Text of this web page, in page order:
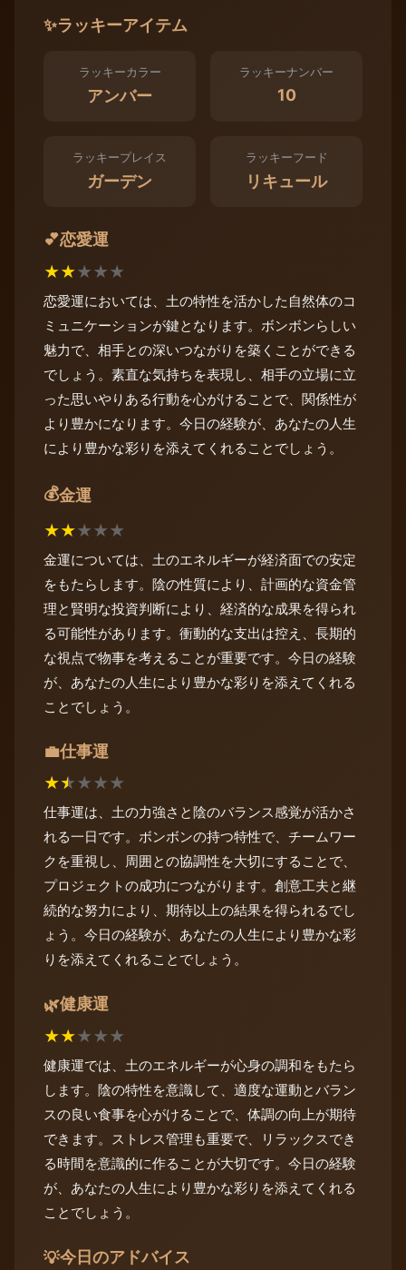
✨ラッキーアイテム
ラッキーカラー
アンバー
ラッキーナンバー
10
ラッキープレイス
ガーデン
ラッキーフード
リキュール
💕恋愛運
★★★★★
恋愛運においては、土の特性を活かした自然体のコ
ミュニケーションが鍵となります。ボンボンらしい
魅力で、相手との深いつながりを築くことができる
でしょう。素直な気持ちを表現し、相手の立場に立
った思いやりある行動を心がけることで、関係性が
より豊かになります。今日の経験が、あなたの人生
により豊かな彩りを添えてくれることでしょう。
💰金運
★★★★★
金運については、土のエネルギーが経済面での安定
をもたらします。陰の性質により、計画的な資金管
理と賢明な投資判断により、経済的な成果を得られ
る可能性があります。衝動的な支出は控え、長期的
な視点で物事を考えることが重要です。今日の経験
が、あなたの人生により豊かな彩りを添えてくれる
ことでしょう。
💼仕事運
★★★★★
仕事運は、土の力強さと陰のバランス感覚が活かさ
れる一日です。ボンボンの持つ特性で、チームワー
クを重視し、周囲との協調性を大切にすることで、
プロジェクトの成功につながります。創意工夫と継
続的な努力により、期待以上の結果を得られるでし
ょう。今日の経験が、あなたの人生により豊かな彩
りを添えてくれることでしょう。
🌿健康運
★★★★★
健康運では、土のエネルギーが心身の調和をもたら
します。陰の特性を意識して、適度な運動とバラン
スの良い食事を心がけることで、体調の向上が期待
できます。ストレス管理も重要で、リラックスでき
る時間を意識的に作ることが大切です。今日の経験
が、あなたの人生により豊かな彩りを添えてくれる
ことでしょう。
💡今日のアドバイス